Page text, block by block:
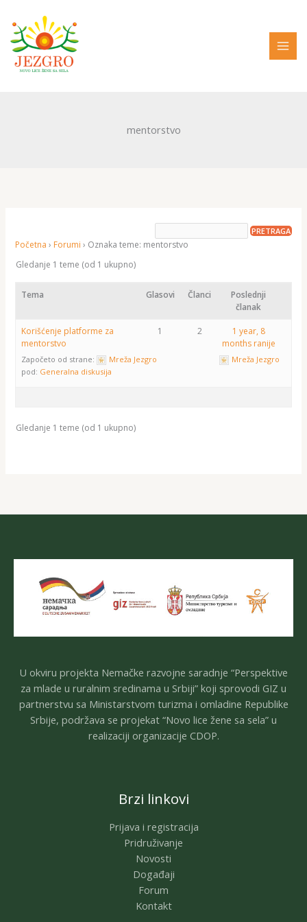
sadržaj
mentorstvo
Početna › Forumi › Oznaka teme: mentorstvo
Gledanje 1 teme (od 1 ukupno)
Tema Glasovi Članci
Poslednji
članak
Korišćenje platforme za
mentorstvo
Započeto od strane:
Mreža Jezgro
pod: Generalna diskusija
1 2
1 year, 8
months ranije
Mreža Jezgro
Gledanje 1 teme (od 1 ukupno)
U okviru projekta Nemačke razvojne saradnje “Perspektive
za mlade u ruralnim sredinama u Srbiji” koji sprovodi GIZ u
partnerstvu sa Ministarstvom turizma i omladine Republike
Srbije, podržava se projekat “Novo lice žene sa sela” u
realizaciji organizacije CDOP.
Brzi linkovi
Prijava i registracija
Pridruživanje
Novosti
Događaji
Forum
Kontakt